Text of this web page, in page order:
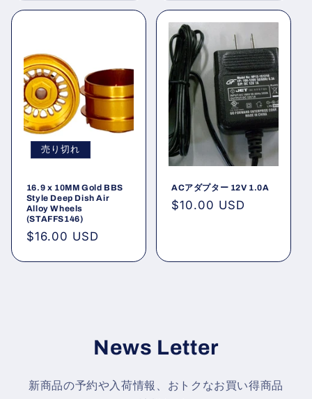
価
価
格
売り切れ
16.9 x 10MM Gold BBS
Style Deep Dish Air
Alloy Wheels
(STAFFS146)
通
$16.00 USD
ACアダプター 12V 1.0A
通
$10.00 USD
News Letter
新商品の予約や入荷情報、おトクなお買い得商品